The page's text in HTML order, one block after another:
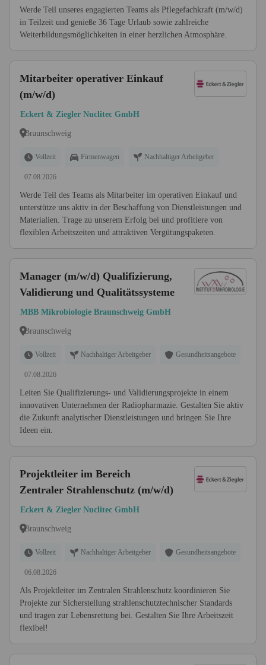
Werde Teil unseres engagierten Teams als Pflegefachkraft (m/w/d)
in Teilzeit und genieße 36 Tage Urlaub sowie zahlreiche
Weiterbildungsmöglichkeiten in einer herzlichen Atmosphäre.
Mitarbeiter operativer Einkauf
(m/w/d)
Eckert & Ziegler Nuclitec GmbH
Braunschweig
Vollzeit Firmenwagen Nachhaltiger Arbeitgeber
07.08.2026
Werde Teil des Teams als Mitarbeiter im operativen Einkauf und
unterstütze uns aktiv in der Beschaffung von Dienstleistungen und
Materialien. Trage zu unserem Erfolg bei und profitiere von
flexiblen Arbeitszeiten und attraktiven Vergütungspaketen.
Manager (m/w/d) Qualifizierung,
Validierung und Qualitätssysteme
MBB Mikrobiologie Braunschweig GmbH
Braunschweig
Vollzeit Nachhaltiger Arbeitgeber Gesundheitsangebote
07.08.2026
Leiten Sie Qualifizierungs- und Validierungsprojekte in einem
innovativen Unternehmen der Radiopharmazie. Gestalten Sie aktiv
die Zukunft analytischer Dienstleistungen und bringen Sie Ihre
Ideen ein.
Projektleiter im Bereich
Zentraler Strahlenschutz (m/w/d)
Eckert & Ziegler Nuclitec GmbH
Braunschweig
Vollzeit Nachhaltiger Arbeitgeber Gesundheitsangebote
06.08.2026
Als Projektleiter im Zentralen Strahlenschutz koordinieren Sie
Projekte zur Sicherstellung strahlenschutztechnischer Standards
und tragen zur Lebensrettung bei. Gestalten Sie Ihre Arbeitszeit
flexibel!